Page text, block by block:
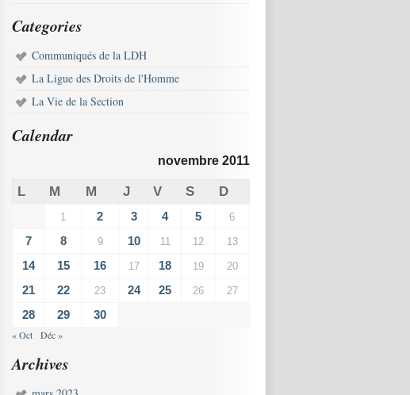
Categories
Communiqués de la LDH
La Ligue des Droits de l'Homme
La Vie de la Section
Calendar
novembre 2011
L M M J V S D
1 2 3 4 5 6
7 8 9 10 11 12 13
14 15 16 17 18 19 20
21 22 23 24 25 26 27
28 29 30
« Oct Déc »
Archives